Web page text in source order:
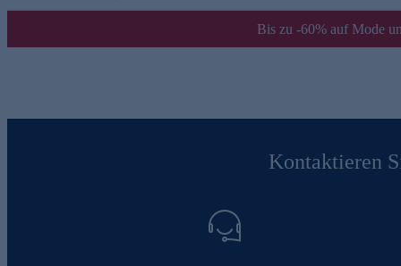
Bis zu -60% auf Mode
Kontaktieren